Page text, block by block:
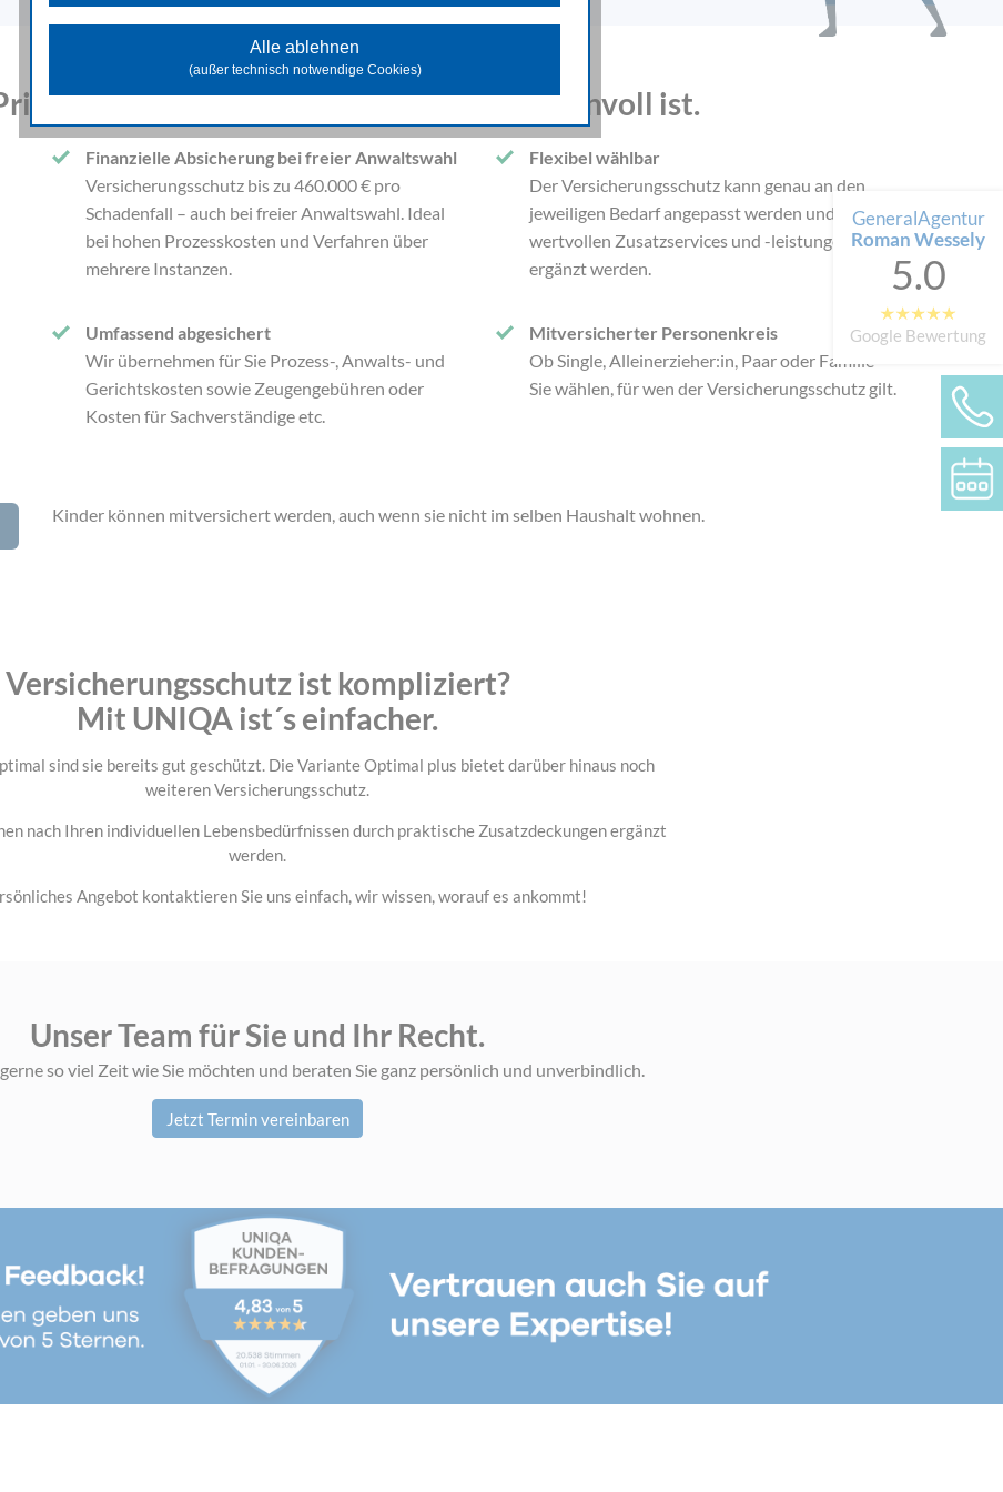
GeneralAgentur
Roman Wessely
5.0
Google Bewertung
Versicherung für Sie sinnvoll ist.
Finanzielle Absicherung bei freier Anwaltswahl
Versicherungsschutz bis zu 460.000 € pro
Schadenfall – auch bei freier Anwaltswahl. Ideal
bei hohen Prozesskosten und Verfahren über
mehrere Instanzen.
Flexibel wählbar
Der Versicherungsschutz kann genau an den
jeweiligen Bedarf angepasst werden und mit
wertvollen Zusatzservices und -leistungen
ergänzt werden.
Umfassend abgesichert
Wir übernehmen für Sie Prozess-, Anwalts- und
Gerichtskosten sowie Zeugengebühren oder
Kosten für Sachverständige etc.
Mitversicherter Personenkreis
Ob Single, Alleinerzieher:in, Paar oder Familie –
Sie wählen, für wen der Versicherungsschutz gilt.
Kinder können mitversichert werden, auch wenn sie nicht im selben Haushalt wohnen.
Versicherungsschutz ist kompliziert?
Mit UNIQA ist´s einfacher.
sind sie bereits gut geschützt. Die Variante Optimal plus bietet darüber hinaus noch
weiteren Versicherungsschutz.
nach Ihren individuellen Lebensbedürfnissen durch praktische Zusatzdeckungen ergänzt
werden.
Angebot kontaktieren Sie uns einfach, wir wissen, worauf es ankommt!
Unser Team für Sie und Ihr Recht.
so viel Zeit wie Sie möchten und beraten Sie ganz persönlich und unverbindlich.
Jetzt Termin vereinbaren
Website-Nutzung. Damit analysieren wir das Verhalten und die Zugriffsquellen
der Besuchenden und können in weiterer Folge die zur Verfügung gestellten
Diese Cookies dienen dazu Marketingaktivitäten zu optimieren und werden von
unseren Werbepartnern genutzt, um Ihnen sowohl auf unserer Seite als auch
auf anderen Webseiten passendere Werbung und Inhalte anzuzeigen.
Alle ablehnen
(außer technisch notwendige Cookies)